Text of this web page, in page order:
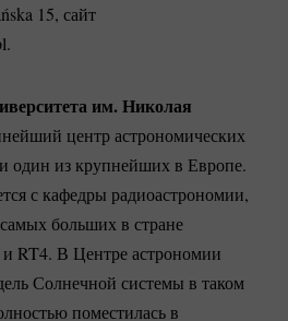
15, сайт
им. Николая
центр астрономических
один из крупнейших в Европе.
с кафедры радиоастрономии,
больших в стране
RT4. В Центре астрономии
Солнечной системы в таком
поместилась в